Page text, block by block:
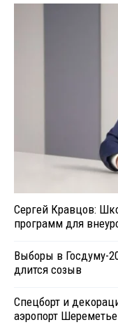
Сергей Кравцов:
программ для
Выборы в Госдуму-
длится созыв
Спецборт и
аэропорт